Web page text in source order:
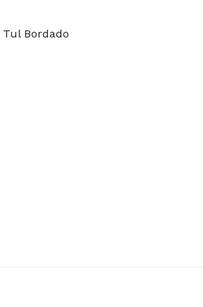
Tul Bordado